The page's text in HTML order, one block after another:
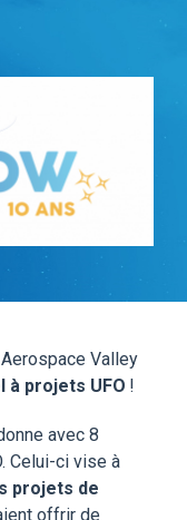
Valley
à projets UFO !
avec 8
Celui-ci vise à
projets de
offrir de